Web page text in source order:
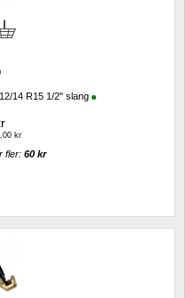
14 R15 1/2" slang
kr
fler: 60 kr